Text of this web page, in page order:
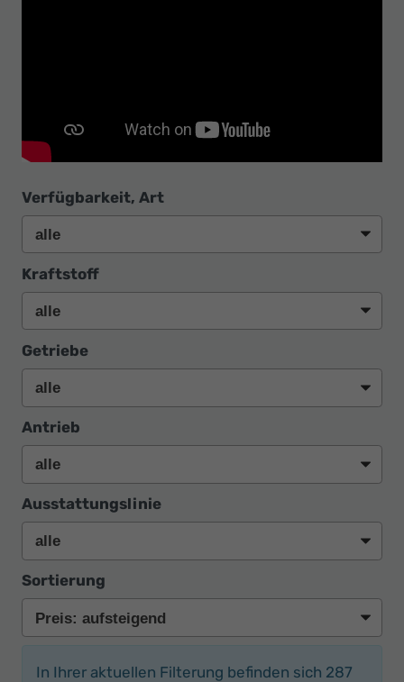
Verfügbarkeit, Art
Kraftstoff
Getriebe
Antrieb
Ausstattungslinie
Sortierung
In Ihrer aktuellen Filterung befinden sich 287